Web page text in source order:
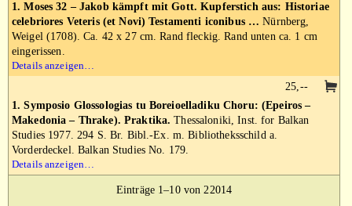
1. Moses 32 – Jakob kämpft mit Gott. Kupferstich aus: Historiae
celebriores Veteris (et Novi) Testamenti iconibus … Nürnberg,
Weigel (1708). Ca. 42 x 27 cm. Rand fleckig. Rand unten ca. 1 cm
eingerissen.
Details anzeigen…
1. Symposio Glossologias tu Boreioelladiku Choru: (Epeiros –
Makedonia – Thrake). Praktika. Thessaloniki, Inst. for Balkan
Studies 1977. 294 S. Br. Bibl.-Ex. m. Bibliotheksschild a.
Vorderdeckel. Balkan Studies No. 179.
Details anzeigen…
25,--
Einträge 1–10 von 22014